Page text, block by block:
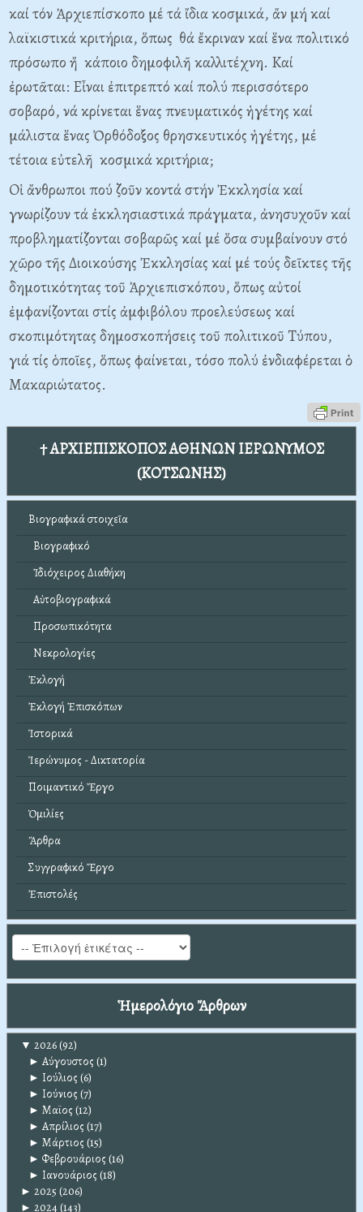
καί τόν Ἀρχιεπίσκοπο μέ τά ἴδια κοσμικά, ἄν μή καί
λαϊκιστικά κριτήρια, ὅπως θά ἔκριναν καί ἕνα πολιτικό
πρόσωπο ἤ κάποιο δημοφιλῆ καλλιτέχνη. Kαί
ἐρωτᾶται: Eἶναι ἐπιτρεπτό καί πολύ περισσότερο
σοβαρό, νά κρίνεται ἕνας πνευματικός ἡγέτης καί
μάλιστα ἕνας Ὀρθόδοξος θρησκευτικός ἡγέτης, μέ
τέτοια εὐτελῆ κοσμικά κριτήρια;
Oἱ ἄνθρωποι πού ζοῦν κοντά στήν Ἐκκλησία καί
γνωρίζουν τά ἐκκλησιαστικά πράγματα, ἀνησυχοῦν καί
προβληματίζονται σοβαρῶς καί μέ ὅσα συμβαίνουν στό
χῶρο τῆς Διοικούσης Ἐκκλησίας καί μέ τούς δεῖκτες τῆς
δημοτικότητας τοῦ Ἀρχιεπισκόπου, ὅπως αὐτοί
ἐμφανίζονται στίς ἀμφιβόλου προελεύσεως καί
σκοπιμότητας δημοσκοπήσεις τοῦ πολιτικοῦ Tύπου,
γιά τίς ὁποῖες, ὅπως φαίνεται, τόσο πολύ ἐνδιαφέρεται ὁ
Mακαριώτατος.
† ΑΡΧΙΕΠΙΣΚΟΠΟΣ ΑΘΗΝΩΝ ΙΕΡΩΝΥΜΟΣ
(ΚΟΤΣΩΝΗΣ)
Βιογραφικά στοιχεῖα
Βιογραφικό
Ἰδιόχειρος Διαθήκη
Αὐτοβιογραφικά
Προσωπικότητα
Νεκρολογίες
Ἐκλογή
Ἐκλογή Ἐπισκόπων
Ἱστορικά
Ἱερώνυμος - Δικτατορία
Ποιμαντικό Ἔργο
Ὁμιλίες
Ἄρθρα
Συγγραφικό Ἔργο
Ἐπιστολές
Ἡμερολόγιο Ἄρθρων
▼ 2026(92)
► Αύγουστος (1)
► Ιούλιος (6)
► Ιούνιος (7)
► Μαϊος (12)
► Απρίλιος (17)
► Μάρτιος (15)
► Φεβρουάριος (16)
► Ιανουάριος (18)
► 2025 (206)
► 2024(143)